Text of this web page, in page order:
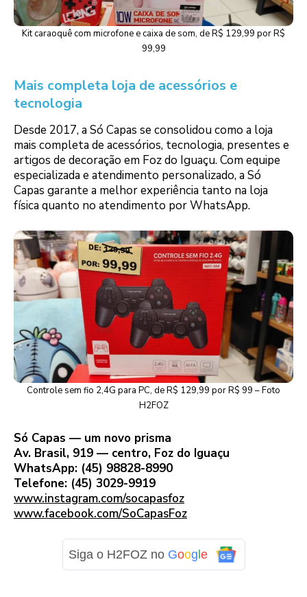
Kit caraoquê com microfone e caixa de som, de R$ 129,99 por R$
99,99
Mais completa loja de acessórios e
tecnologia
Desde 2017, a Só Capas se consolidou como a loja
mais completa de acessórios, tecnologia, presentes e
artigos de decoração em Foz do Iguaçu. Com equipe
especializada e atendimento personalizado, a Só
Capas garante a melhor experiência tanto na loja
física quanto no atendimento por WhatsApp.
Controle sem fio 2,4G para PC, de R$ 129,99 por R$ 99 – Foto
H2FOZ
Só Capas — um novo prisma
Av. Brasil, 919 — centro, Foz do Iguaçu
WhatsApp: (45) 98828-8990
Telefone: (45) 3029-9919
www.instagram.com/socapasfoz
www.facebook.com/SoCapasFoz
Siga o H2FOZ no Goog e